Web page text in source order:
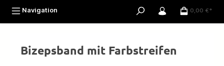
Navigation 0,00 €*
Bizepsband mit Farbstreifen